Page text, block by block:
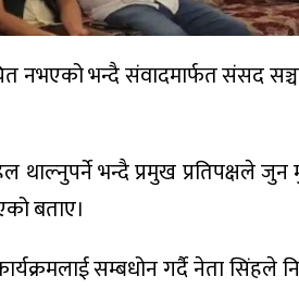
नभएको भन्दै संवादमार्फत संसद
भन्दै प्रमुख प्रतिपक्षले जुन
बताए।
सम्बधोन गर्दै नेता सिंहले